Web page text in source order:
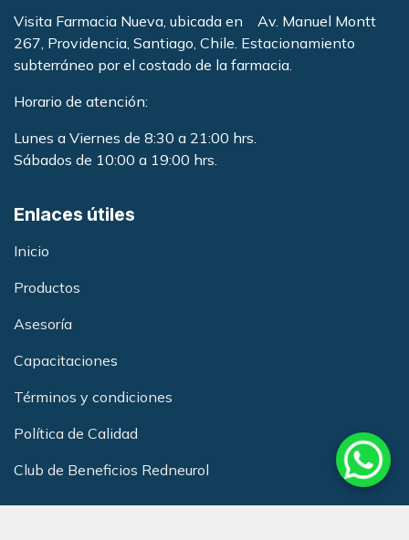
Visita Farmacia Nueva, ubicada en Av. Manuel Montt
267, Providencia, Santiago, Chile. Estacionamiento
subterráneo por el costado de la farmacia.
Horario de atención:
Lunes a Viernes de 8:30 a 21:00 hrs.
Sábados de 10:00 a 19:00 hrs.
Enlaces útiles
Inicio
Productos
Asesoría
Capacitaciones
Términos y condiciones
Política de Calidad
Club de Beneficios Redneurol